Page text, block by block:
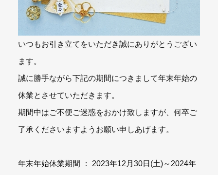
いつもお引き立てをいただき誠にありがとうござい
ます。
誠に勝手ながら下記の期間につきまして年末年始の
休業とさせていただきます。
期間中はご不便ご迷惑をおかけ致しますが、何卒ご
了承くださいますようお願い申しあげます。
年末年始休業期間 ： 2023年12月30日(土)～2024年